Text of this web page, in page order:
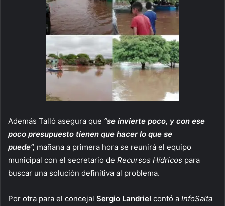
Además Talló asegura que “se invierte poco, y con ese
poco presupuesto tienen que hacer lo que se
puede”, mañana a primera hora se reunirá el equipo
municipal con el secretario de Recursos Hídricos para
buscar una solución definitiva al problema.
Por otra para el concejal Sergio Landriel contó a InfoSalta